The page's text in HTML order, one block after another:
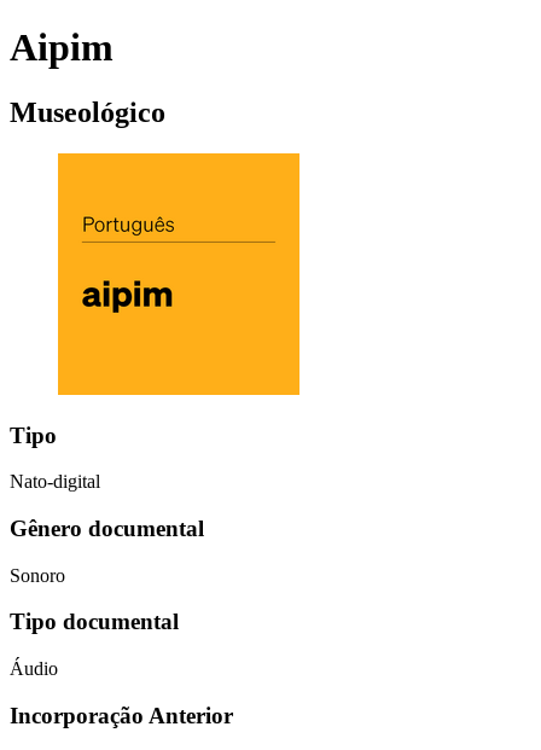
Aipim
Museológico
Tipo
Nato-digital
Gênero documental
Sonoro
Tipo documental
Áudio
Incorporação Anterior